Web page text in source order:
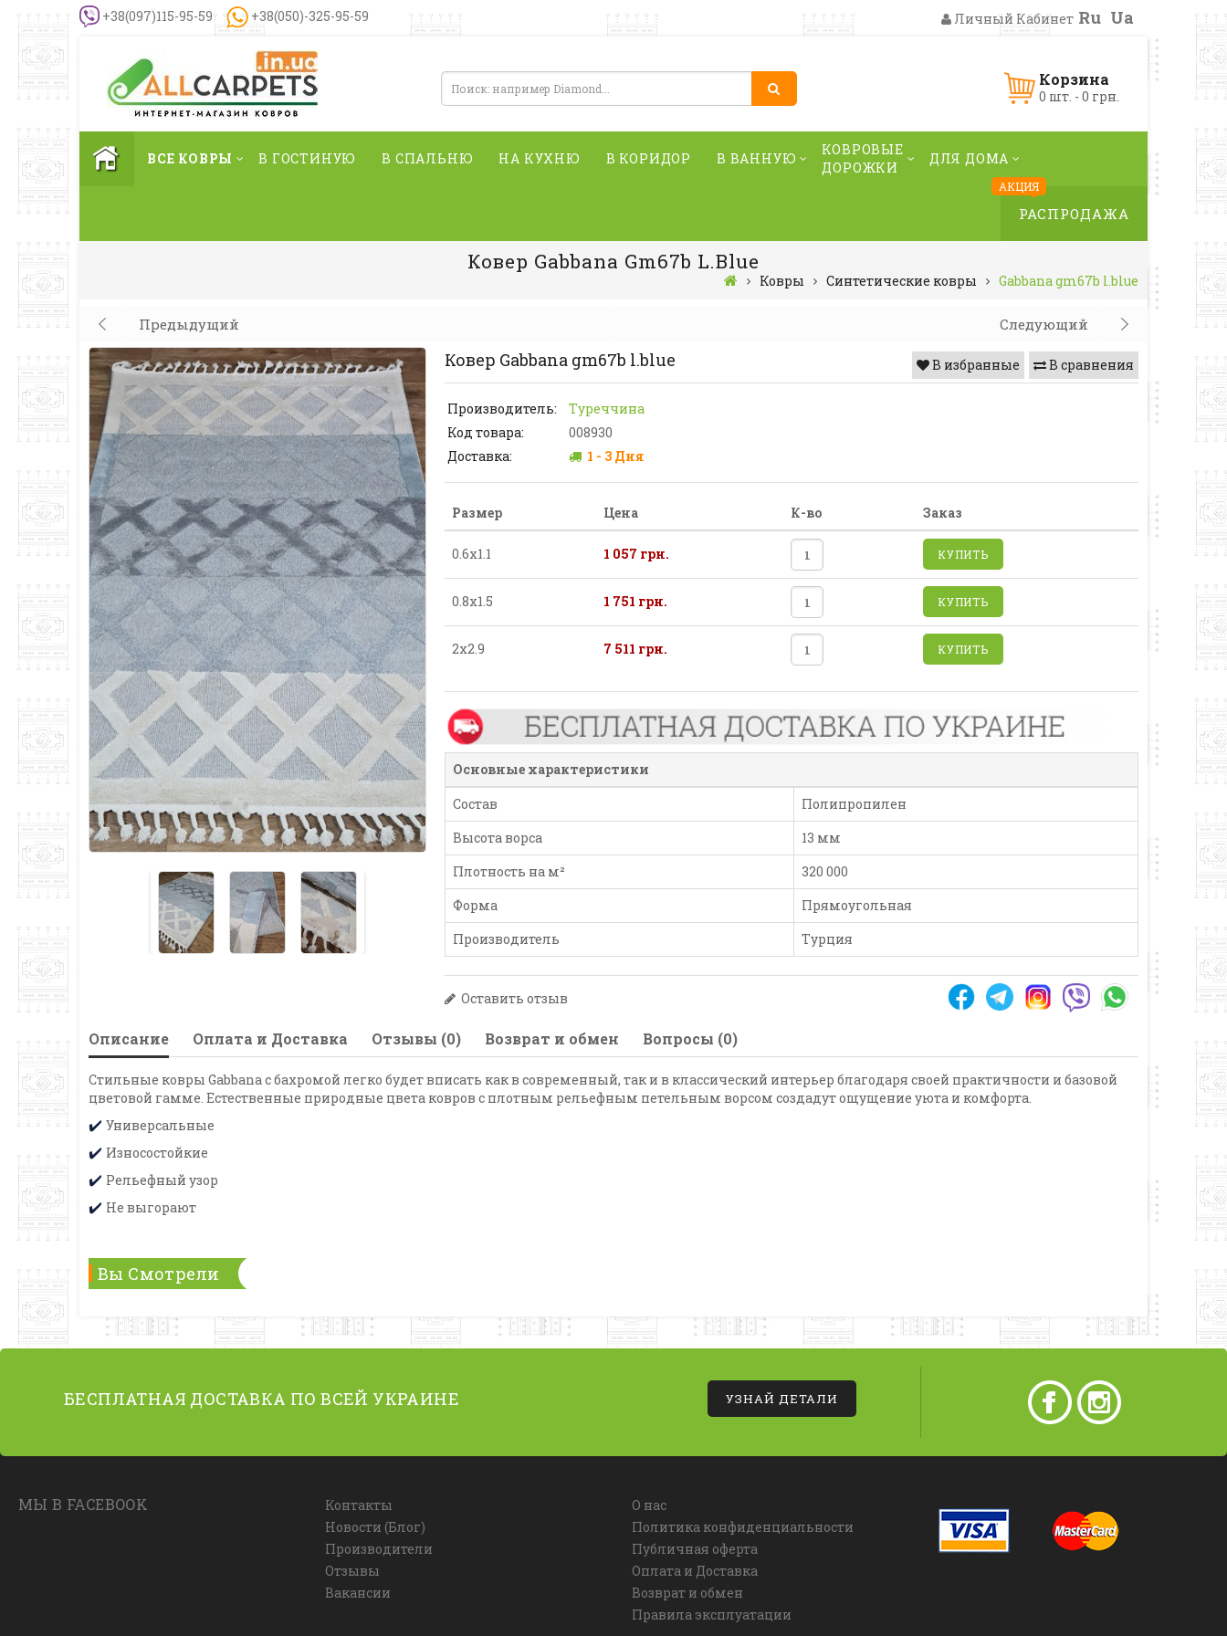
+38(097)115-95-59 +38(050)-325-95-59 Личный Кабинет Ru Ua
Корзина
0 шт. - 0 грн.
ВСЕ КОВРЫ В ГОСТИНУЮ В СПАЛЬНЮ НА КУХНЮ В КОРИДОР В ВАННУЮ
КОВРОВЫЕ
ДОРОЖКИ
ДЛЯ ДОМА
АКЦИЯ
РАСПРОДАЖА
Ковер Gabbana Gm67b L.blue
Ковры Синтетические ковры Gabbana gm67b l.blue
Предыдущий Следующий
В сравнения
В избранные
Ковер Gabbana gm67b l.blue
Производитель:
Туреччина
Код товара:
008930
Доставка:
1 - 3 Дня
Размер Цена К-во Заказ
0.6х1.1 1 057 грн. КУПИТЬ
0.8х1.5 1 751 грн. КУПИТЬ
2х2.9 7 511 грн. КУПИТЬ
Основные характеристики
Состав
Полипропилен
Высота ворса
13 мм
Плотность на м²
320 000
Форма
Прямоугольная
Производитель
Турция
Оставить отзыв
Описание Оплата и Доставка Отзывы (0) Возврат и обмен Вопросы (0)
Стильные ковры Gabbana с бахромой легко будет вписать как в современный, так и в классический интерьер благодаря своей практичности и базовой
цветовой гамме. Естественные природные цвета ковров с плотным рельефным петельным ворсом создадут ощущение уюта и комфорта.
✔️ Универсальные
✔️ Износостойкие
✔️ Рельефный узор
✔️ Не выгорают
Вы Смотрели
БЕСПЛАТНАЯ ДОСТАВКА ПО ВСЕЙ УКРАИНЕ УЗНАЙ ДЕТАЛИ
МЫ В FACEBOOK
Контакты
Новости (Блог)
Производители
Отзывы
Вакансии
О нас
Политика конфиденциальности
Публичная оферта
Оплата и Доставка
Возврат и обмен
Правила эксплуатации